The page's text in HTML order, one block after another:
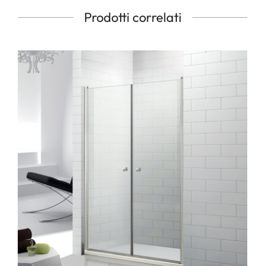
Prodotti correlati